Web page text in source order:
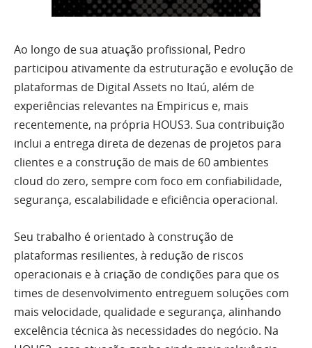
Ao longo de sua atuação profissional, Pedro
participou ativamente da estruturação e evolução de
plataformas de Digital Assets no Itaú, além de
experiências relevantes na Empiricus e, mais
recentemente, na própria HOUS3. Sua contribuição
inclui a entrega direta de dezenas de projetos para
clientes e a construção de mais de 60 ambientes
cloud do zero, sempre com foco em confiabilidade,
segurança, escalabilidade e eficiência operacional.
Seu trabalho é orientado à construção de
plataformas resilientes, à redução de riscos
operacionais e à criação de condições para que os
times de desenvolvimento entreguem soluções com
mais velocidade, qualidade e segurança, alinhando
excelência técnica às necessidades do negócio. Na